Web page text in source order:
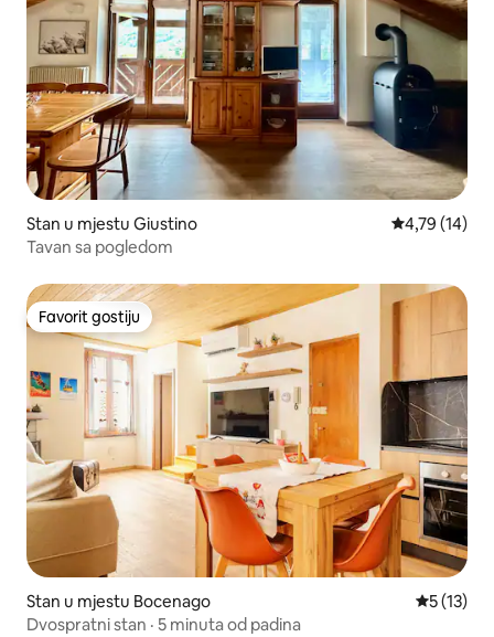
Stan u mjestu Giustino prosječna
4,79 (14)
Tavan sa pogledom
Favorit gostiju
Favorit gostiju
Stan u mjestu Bocenago prosječna
5 (13)
Dvospratni stan · 5 minuta od padina